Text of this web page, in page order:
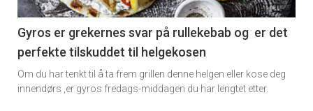
Gyros er grekernes svar på rullekebab og er det
perfekte tilskuddet til helgekosen
Om du har tenkt til å ta frem grillen denne helgen eller kose deg
innendørs ,er gyros fredags-middagen du har lengtet etter.